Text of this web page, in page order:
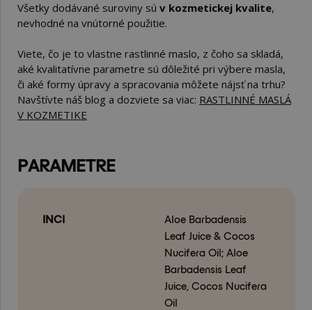
Všetky dodávané suroviny sú v kozmetickej kvalite,
nevhodné na vnútorné použitie.
Viete, čo je to vlastne rastlinné maslo, z čoho sa skladá,
aké kvalitatívne parametre sú dôležité pri výbere masla,
či aké formy úpravy a spracovania môžete nájsť na trhu?
Navštívte náš blog a dozviete sa viac: RASTLINNÉ MASLÁ
V KOZMETIKE
PARAMETRE
INCI
Aloe Barbadensis
Leaf Juice & Cocos
Nucifera Oil; Aloe
Barbadensis Leaf
Juice, Cocos Nucifera
Oil